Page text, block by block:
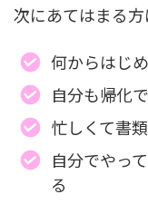
次にあてはまる方
何からはじ
自分も帰化
忙しくて書
自分でやっ
る